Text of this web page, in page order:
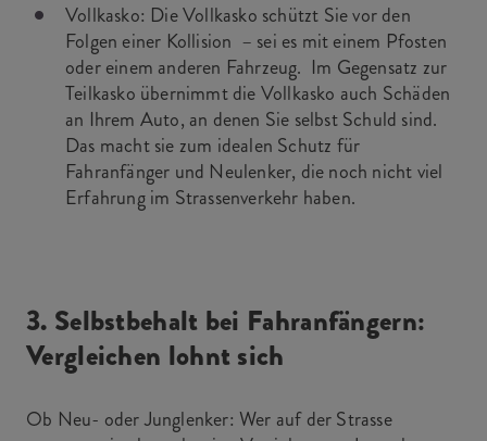
Vollkasko: Die Vollkasko schützt Sie vor den
Folgen einer Kollision – sei es mit einem Pfosten
oder einem anderen Fahrzeug. Im Gegensatz zur
Teilkasko übernimmt die Vollkasko auch Schäden
an Ihrem Auto, an denen Sie selbst Schuld sind.
Das macht sie zum idealen Schutz für
Fahranfänger und Neulenker, die noch nicht viel
Erfahrung im Strassenverkehr haben.
3. Selbstbehalt bei Fahranfängern:
Vergleichen lohnt sich
Ob Neu- oder Junglenker: Wer auf der Strasse